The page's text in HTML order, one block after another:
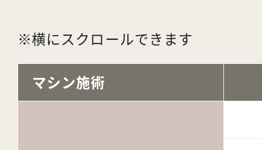
横にスクロールできます
マシン施術